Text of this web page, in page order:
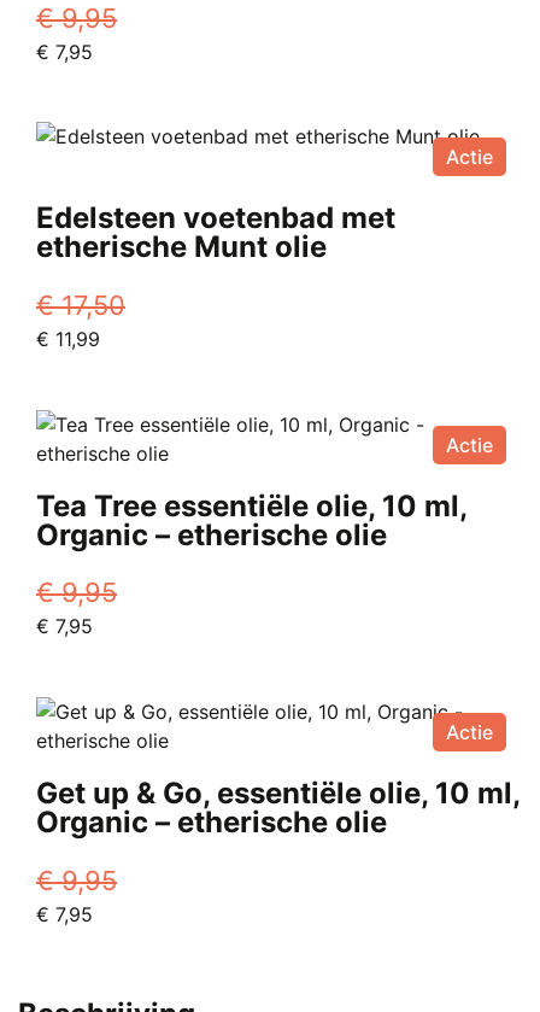
€9,95
Oorspronkelijke
€ 9,95.
€ 7,95
€ 7,95.
Actie
Edelsteen voetenbad met
etherische Munt olie
€17,50
Oorspronkelijke
€ 17,50.
€ 11,99
€ 11,99.
Actie
Tea Tree essentiële olie, 10 ml,
Organic – etherische olie
€9,95
Oorspronkelijke
€ 9,95.
€ 7,95
€ 7,95.
Actie
Get up & Go, essentiële olie, 10 ml,
Organic – etherische olie
€9,95
Oorspronkelijke
€ 9,95.
€ 7,95
€ 7,95.